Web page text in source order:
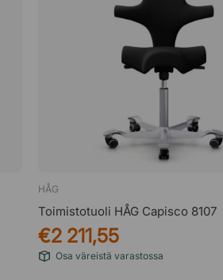
HÅG
Toimistotuoli HÅG Capisco 8107
€2 211,55
Osa väreistä varastossa